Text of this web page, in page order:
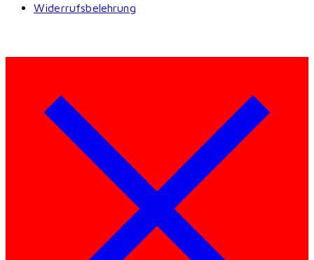
Widerrufsbelehrung